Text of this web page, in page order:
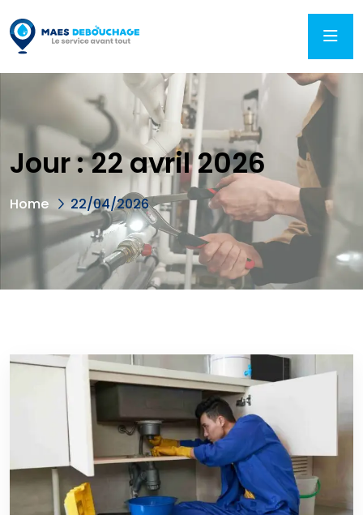
Jour :22 avril 2026
Home 22/04/2026